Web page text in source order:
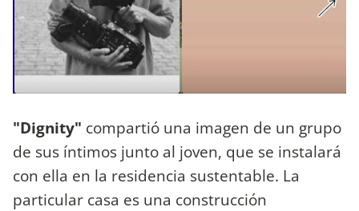
"Dignity" compartió una imagen de un grupo
de sus íntimos junto al joven, que se instalará
con ella en la residencia sustentable. La
particular casa es una construcción